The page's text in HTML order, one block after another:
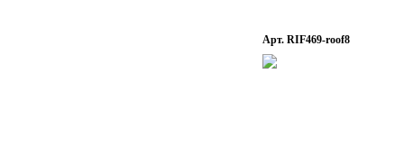
Арт. RIF469-roof8